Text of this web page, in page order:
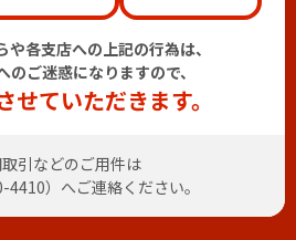
や各支店への上記の行為は、
のご迷惑になりますので、
せていただきます。
引などのご用件は
4410）へご連絡ください。